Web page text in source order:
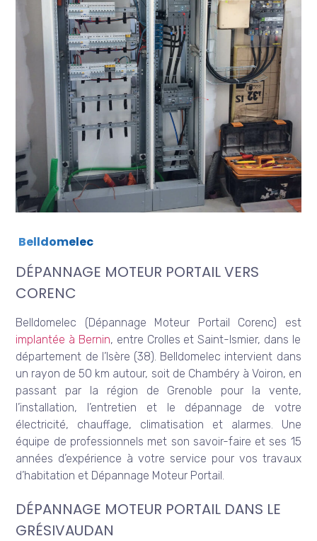
Belldomelec
DÉPANNAGE MOTEUR PORTAIL VERS
CORENC
Belldomelec (Dépannage Moteur Portail Corenc) est
implantée à Bernin, entre Crolles et Saint-Ismier, dans le
département de l’Isère (38). Belldomelec intervient dans
un rayon de 50 km autour, soit de Chambéry à Voiron, en
passant par la région de Grenoble pour la vente,
l’installation, l’entretien et le dépannage de votre
électricité, chauffage, climatisation et alarmes. Une
équipe de professionnels met son savoir-faire et ses 15
années d’expérience à votre service pour vos travaux
d’habitation et Dépannage Moteur Portail.
DÉPANNAGE MOTEUR PORTAIL DANS LE
GRÉSIVAUDAN